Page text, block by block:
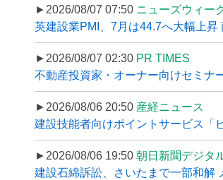
►2026/08/07 07:50 ニューズウィー
英建設業PMI、7月は44.7へ大幅上昇
►2026/08/07 02:30 PR TIMES
不動産投資家・オーナー向けセミナ
►2026/08/06 20:50 産経ニュース
建設技能者向けポイントサービス「
►2026/08/06 19:50 朝日新聞デジタ
建設石綿訴訟、さいたまで一部和解